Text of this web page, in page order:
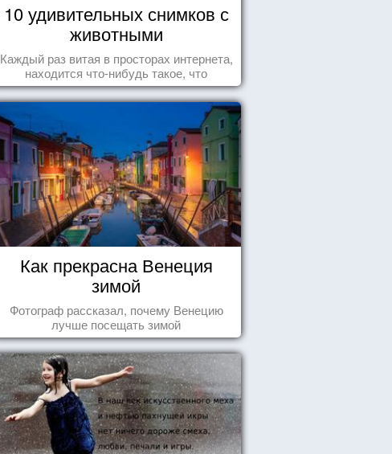
10 удивительных снимков с
животными
Каждый раз витая в просторах интернета,
находится что-нибудь такое, что
заставляет улыбнуться, удивиться,
восхититься...
Как прекрасна Венеция
зимой
Фотограф рассказал, почему Венецию
лучше посещать зимой